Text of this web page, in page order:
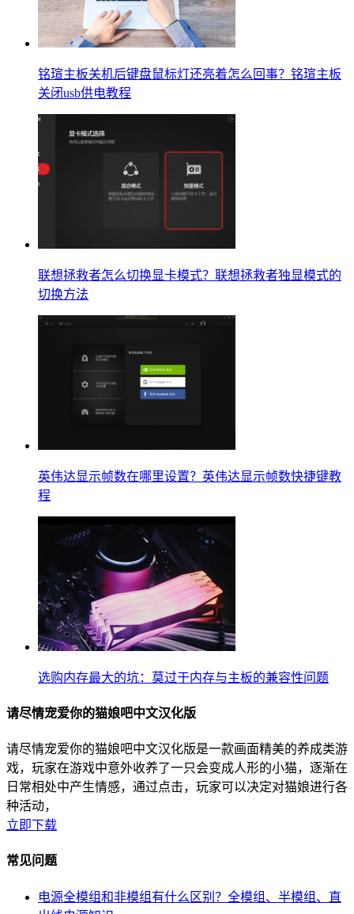
铭瑄主板关机后键盘鼠标灯还亮着怎么回事？铭瑄主板
关闭usb供电教程
联想拯救者怎么切换显卡模式？联想拯救者独显模式的
切换方法
英伟达显示帧数在哪里设置？英伟达显示帧数快捷键教
程
选购内存最大的坑：莫过于内存与主板的兼容性问题
请尽情宠爱你的猫娘吧中文汉化版
请尽情宠爱你的猫娘吧中文汉化版是一款画面精美的养成类游
戏，玩家在游戏中意外收养了一只会变成人形的小猫，逐渐在
日常相处中产生情感，通过点击，玩家可以决定对猫娘进行各
种活动，
立即下载
常见问题
电源全模组和非模组有什么区别？全模组、半模组、直